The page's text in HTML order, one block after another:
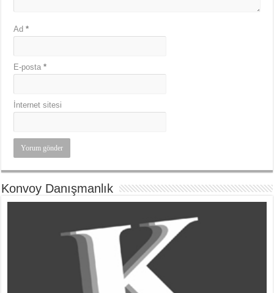
Ad*
E-posta*
İnternet sitesi
Konvoy Danışmanlık